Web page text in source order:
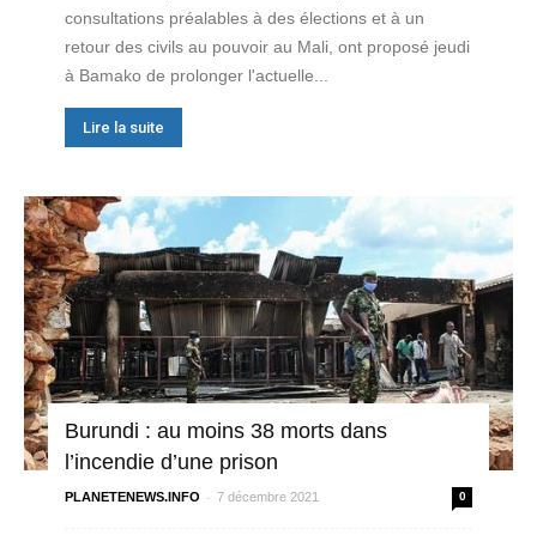
consultations préalables à des élections et à un
retour des civils au pouvoir au Mali, ont proposé jeudi
à Bamako de prolonger l'actuelle...
Lire la suite
Burundi : au moins 38 morts dans
l’incendie d’une prison
PLANETENEWS.INFO - 7 décembre 2021 0